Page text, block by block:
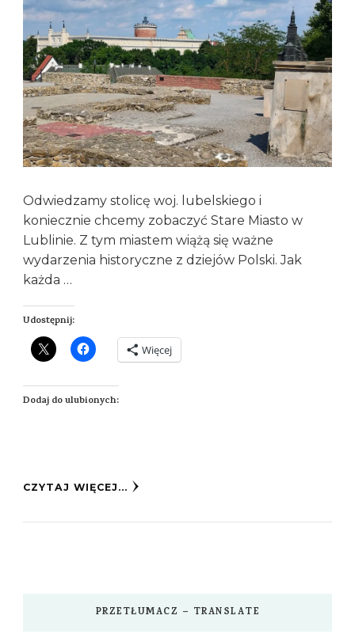
Odwiedzamy stolicę woj. lubelskiego i
koniecznie chcemy zobaczyć Stare Miasto w
Lublinie. Z tym miastem wiążą się ważne
wydarzenia historyczne z dziejów Polski. Jak
każda …
Udostępnij:
Więcej
Dodaj do ulubionych:
CZYTAJ WIĘCEJ...
PRZETŁUMACZ – TRANSLATE